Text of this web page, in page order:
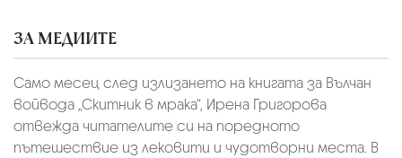
ЗА МЕДИИТЕ
Само месец след излизането на книгата за Вълчан
войвода „Скитник в мрака“, Ирена Григорова
отвежда читателите си на поредното
пътешествие из лековити и чудотворни места. В